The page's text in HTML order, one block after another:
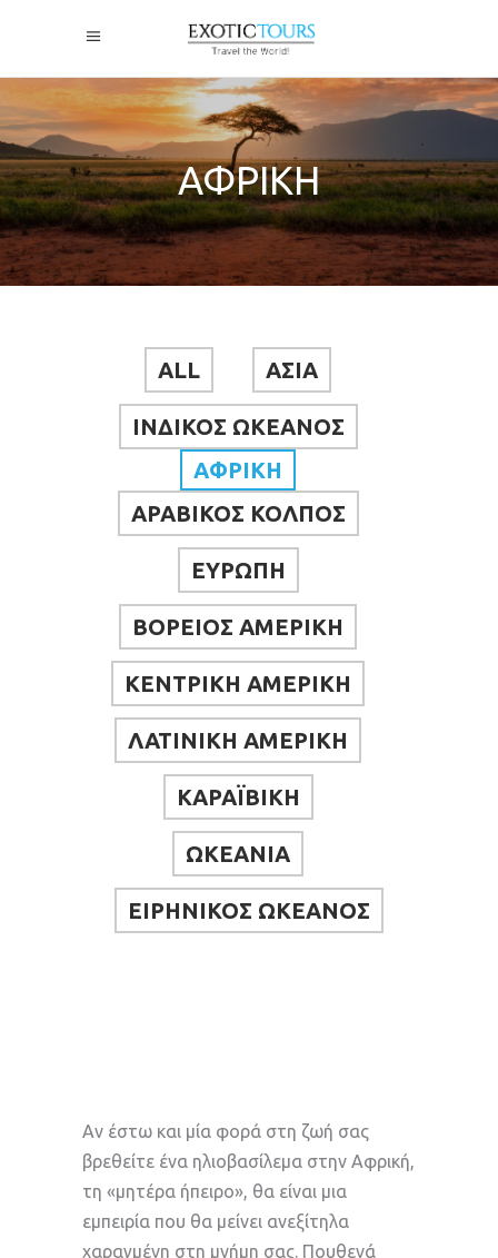
ΑΦΡΙΚΗ
ALL ΑΣΙΑ
ΙΝΔΙΚΟΣ ΩΚΕΑΝΟΣ
ΑΦΡΙΚΗ
ΑΡΑΒΙΚΟΣ ΚΟΛΠΟΣ
ΕΥΡΩΠΗ
ΒΟΡΕΙΟΣ ΑΜΕΡΙΚΗ
ΚΕΝΤΡΙΚΗ ΑΜΕΡΙΚΗ
ΛΑΤΙΝΙΚΗ ΑΜΕΡΙΚΗ
ΚΑΡΑΪΒΙΚΗ
ΩΚΕΑΝΙΑ
ΕΙΡΗΝΙΚΟΣ ΩΚΕΑΝΟΣ
Αν έστω και μία φορά στη ζωή σας
βρεθείτε ένα ηλιοβασίλεμα στην Αφρική,
τη «μητέρα ήπειρο», θα είναι μια
εμπειρία που θα μείνει ανεξίτηλα
χαραγμένη στη μνήμη σας. Πουθενά